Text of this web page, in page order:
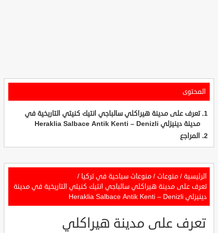
المحتوى
تعرف على مدينة هيراكلي سالباجي انتيك كنيتي التاريخية في
مدينة دينيزلي Heraklia Salbace Antik Kenti – Denizli
المراجع
الرئيسية / منوعات / منوعات سياحية في تركيا /
تعرف على مدينة هيراكلي سالباجي انتيك كنيتي التاريخية في مدينة
دينيزلي Heraklia Salbace Antik Kenti – Denizli
تعرف على مدينة هيراكلي